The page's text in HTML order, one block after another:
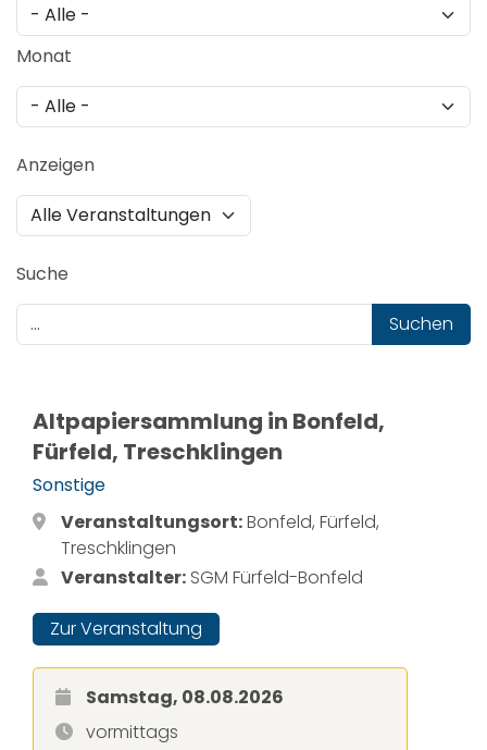
Monat
Anzeigen
Suche
Suchen
Altpapiersammlung in Bonfeld,
Fürfeld, Treschklingen
Sonstige
Veranstaltungsort:Bonfeld, Fürfeld,
Treschklingen
Veranstalter: SGM Fürfeld-Bonfeld
Zur Veranstaltung
Samstag, 08.08.2026
vormittags